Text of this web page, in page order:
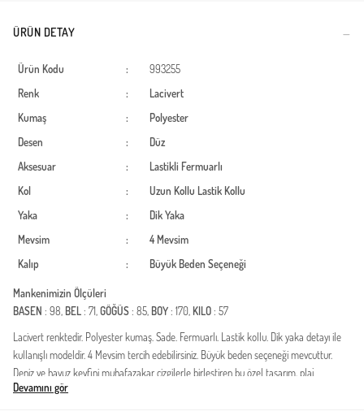
ÜRÜN DETAY
Ürün Kodu :
993255
Renk
:
Lacivert
Kumaş
:
Polyester
Desen
:
Düz
Aksesuar
: Lastikli Fermuarlı
Kol
: Uzun Kollu Lastik Kollu
Yaka
:
Dik Yaka
Mevsim
:
4 Mevsim
Kalıp
: Büyük Beden Seçeneği
Mankenimizin Ölçüleri
BASEN : 98, BEL: 71,GÖĞÜS: 85, BOY: 170, KILO: 57
Lacivert renktedir. Polyester kumaş. Sade. Fermuarlı. Lastik kollu. Dik yaka detayı ile
kullanışlı modeldir. 4 Mevsim tercih edebilirsiniz. Büyük beden seçeneği mevcuttur.
Deniz ve havuz keyfini muhafazakar çizgilerle birleştiren bu özel tasarım, plaj
modasında konforu ve şıklığı bir arada sunuyor. Yüksek kaliteli polyester kumaş yapısı
Devamını gör